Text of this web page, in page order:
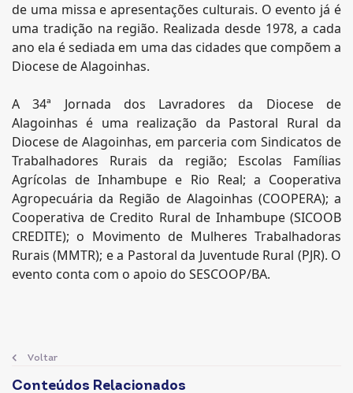
de uma missa e apresentações culturais. O evento já é
uma tradição na região. Realizada desde 1978, a cada
ano ela é sediada em uma das cidades que compõem a
Diocese de Alagoinhas.
A 34ª Jornada dos Lavradores da Diocese de
Alagoinhas é uma realização da Pastoral Rural da
Diocese de Alagoinhas, em parceria com Sindicatos de
Trabalhadores Rurais da região; Escolas Famílias
Agrícolas de Inhambupe e Rio Real; a Cooperativa
Agropecuária da Região de Alagoinhas (COOPERA); a
Cooperativa de Credito Rural de Inhambupe (SICOOB
CREDITE); o Movimento de Mulheres Trabalhadoras
Rurais (MMTR); e a Pastoral da Juventude Rural (PJR). O
evento conta com o apoio do SESCOOP/BA.
Voltar
Conteúdos Relacionados